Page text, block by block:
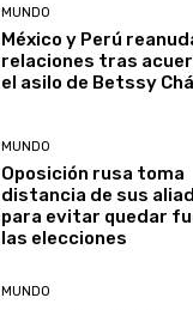
MUNDO
México y Perú
relaciones tras
el asilo de Betssy
MUNDO
Oposición rusa toma
distancia de sus
para evitar quedar
las elecciones
MUNDO